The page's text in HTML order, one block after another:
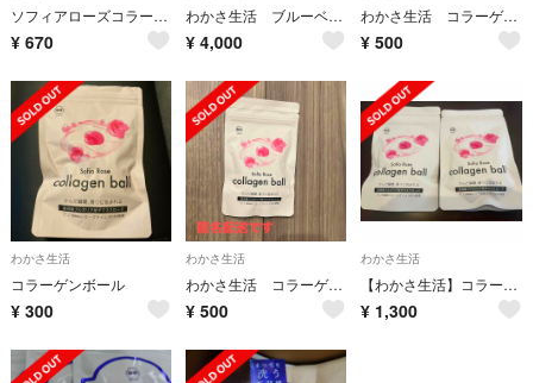
ソフィアローズコラーゲンボール
¥ 670
わかさ生活 ブルーベリーアイ PRO
¥ 4,000
わかさ生活 コラーゲンボール
¥ 500
わかさ生活
コラーゲンボール
¥ 300
わかさ生活
わかさ生活 コラーゲンボール
¥ 500
わかさ生活
【わかさ生活】コラーゲンボール2袋セット
¥ 1,300